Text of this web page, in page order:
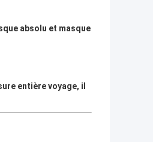
absolu et masque
entière voyage, il